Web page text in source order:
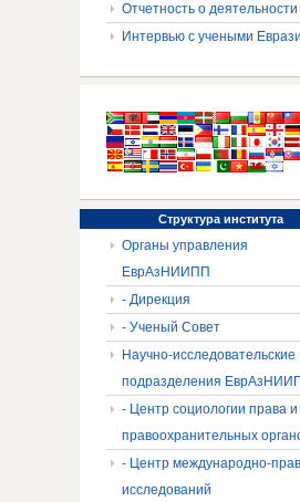
Отчетность о
Интервью с учеными
Структураинститута
Органы управления
ЕврАзНИИПП
- Дирекция
- Ученый Совет
Научно-исследовательские
подразделения
- Центр социологии права и
правоохранительных
- Центр международно-
исследований